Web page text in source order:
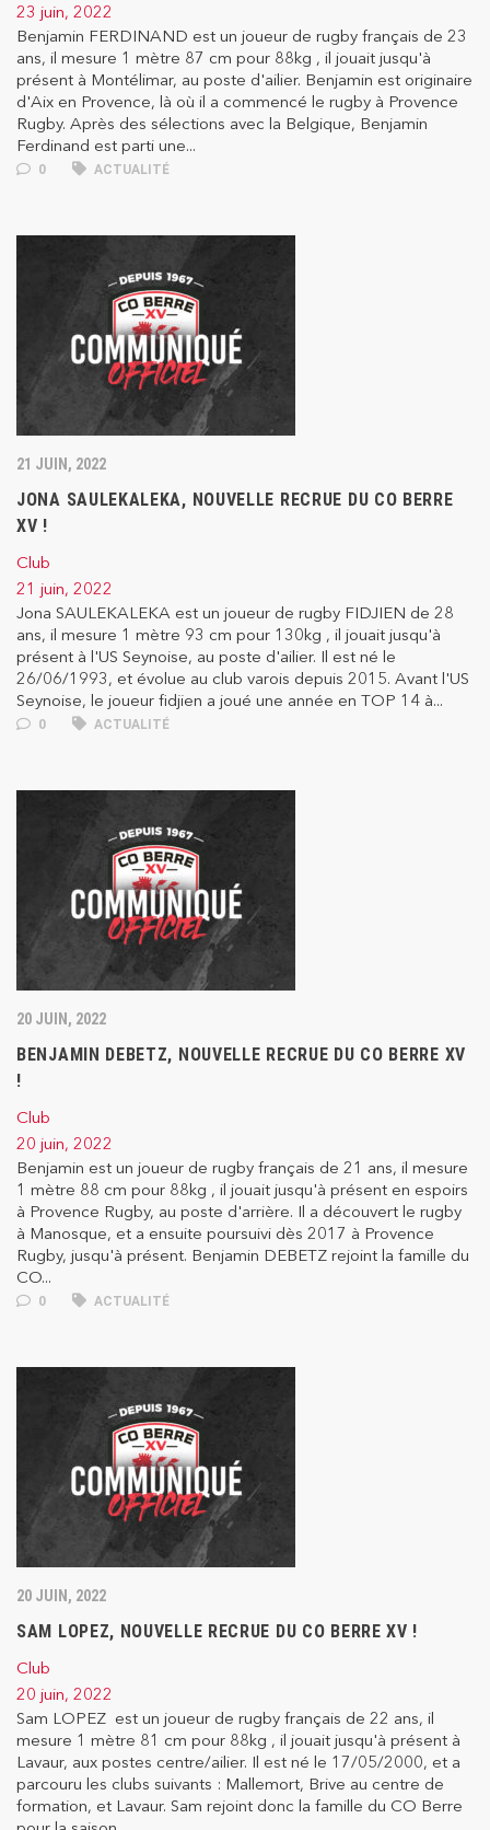
23 juin, 2022
Benjamin FERDINAND est un joueur de rugby français de 23
ans, il mesure 1 mètre 87 cm pour 88kg , il jouait jusqu'à
présent à Montélimar, au poste d'ailier. Benjamin est originaire
d'Aix en Provence, là où il a commencé le rugby à Provence
Rugby. Après des sélections avec la Belgique, Benjamin
Ferdinand est parti une...
0 ACTUALITÉ
21 JUIN, 2022
JONA SAULEKALEKA, NOUVELLE RECRUE DU CO BERRE
XV !
Club
21 juin, 2022
Jona SAULEKALEKA est un joueur de rugby FIDJIEN de 28
ans, il mesure 1 mètre 93 cm pour 130kg , il jouait jusqu'à
présent à l'US Seynoise, au poste d'ailier. Il est né le
26/06/1993, et évolue au club varois depuis 2015. Avant l'US
Seynoise, le joueur fidjien a joué une année en TOP 14 à...
0 ACTUALITÉ
20 JUIN, 2022
BENJAMIN DEBETZ, NOUVELLE RECRUE DU CO BERRE XV
!
Club
20 juin, 2022
Benjamin est un joueur de rugby français de 21 ans, il mesure
1 mètre 88 cm pour 88kg , il jouait jusqu'à présent en espoirs
à Provence Rugby, au poste d'arrière. Il a découvert le rugby
à Manosque, et a ensuite poursuivi dès 2017 à Provence
Rugby, jusqu'à présent. Benjamin DEBETZ rejoint la famille du
CO...
0 ACTUALITÉ
20 JUIN, 2022
SAM LOPEZ, NOUVELLE RECRUE DU CO BERRE XV !
Club
20 juin, 2022
Sam LOPEZ est un joueur de rugby français de 22 ans, il
mesure 1 mètre 81 cm pour 88kg , il jouait jusqu'à présent à
Lavaur, aux postes centre/ailier. Il est né le 17/05/2000, et a
parcouru les clubs suivants : Mallemort, Brive au centre de
formation, et Lavaur. Sam rejoint donc la famille du CO Berre